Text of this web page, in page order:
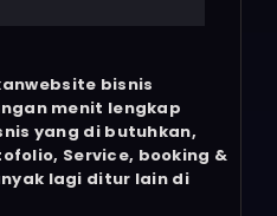
bisnis
menit lengkap
yang di butuhkan,
Service, booking &
lagi ditur lain di